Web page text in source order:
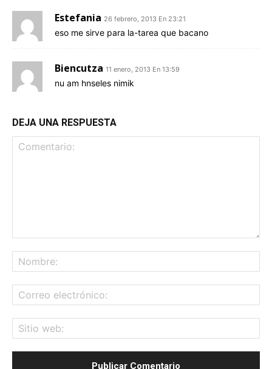
Estefania 26 febrero, 2013 En 23:21
eso me sirve para la-tarea que bacano
Biencutza 11 enero, 2013 En 13:59
nu am hnseles nimik
DEJA UNA RESPUESTA